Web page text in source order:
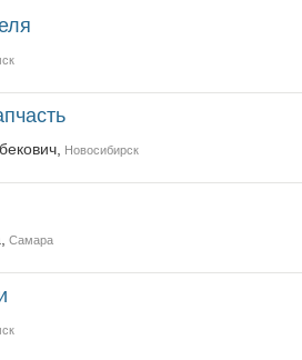
Новосибирск
Самара